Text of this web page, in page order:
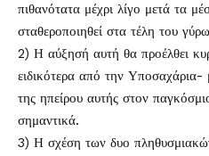
πιθανότατα μέχρι λίγο μετά τα
σταθεροποιηθεί στα τέλη του
2) Η αύξησή αυτή θα προέλθει
ειδικότερα από την Υποσαχάρια-
της ηπείρου αυτής στον
σημαντικά.
3) Η σχέση των δυο